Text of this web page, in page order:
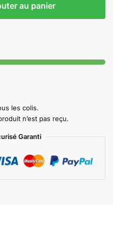
au panier
les colis.
n’est pas reçu.
Garanti